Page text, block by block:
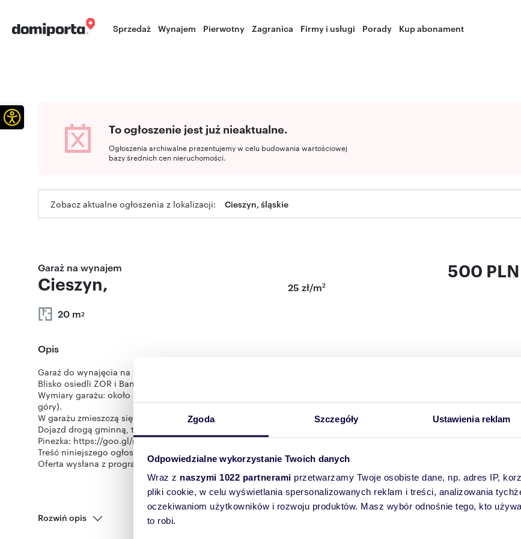
Zgoda Szczegóły Ustawienia reklam
Odpowiedzialne wykorzystanie Twoich danych
Wraz z naszymi 1022 partnerami przetwarzamy Twoje osobiste dane, np. adres IP,
pliki cookie, w celu wyświetlania spersonalizowanych reklam i treści, analizowania
oczekiwaniom użytkowników i rozwoju produktów. Masz wybór odnośnie tego, kto
to robi.
Sprzedaż Wynajem Pierwotny Zagranica Firmy i usługi Porady Kup abonament
To ogłoszenie jest już nieaktualne.
Ogłoszenia archiwalne prezentujemy w celu budowania wartościowej
bazy średnich cen nieruchomości.
Zobacz aktualne ogłoszenia z lokalizacji: Cieszyn, śląskie
Garaż na wynajem
Cieszyn,
20 m2
500 PLN
25 zł/m2
Opis
Garaż do wynajęcia na terenie prywatnej posesji w Cieszynie na ulicy Widokowej.
Blisko osiedli ZOR i Banotówki. Automatyczna brama wjazdowa, dwuskrzydłowa prowadząca na teren posesji.
Wymiary garażu: około 5,8m x około 2,8m. Drzwi garażu albo rozwierne (dwuskrzydłowe) lub uchylne (unoszone do
góry).
W garażu zmieszczą się z łatwością średniej wielkości busy lub / transportery. Maksymalne światło wjazdu to 1,95 m.
Dojazd drogą gminną, teren działki odgrodzony.
Pinezka: https://goo.gl/maps/iC5Tv4pd3K7KvzBs7
Treść niniejszego ogłoszenia nie stanowi oferty handlowej w rozumieniu Kodeksu Cywilnego.
Oferta wysłana z programu IMO dla biur nieruchomości
Rozwiń opis
Otwórz pasek narzędzi